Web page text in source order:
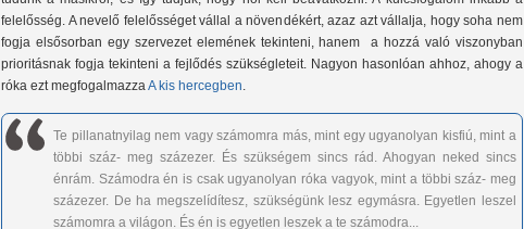
felelősség. A nevelő felelősséget vállal a növendékért, azaz azt vállalja, hogy soha nem
fogja elsősorban egy szervezet elemének tekinteni, hanem a hozzá való viszonyban
prioritásnak fogja tekinteni a fejlődés szükségleteit. Nagyon hasonlóan ahhoz, ahogy a
róka ezt megfogalmazzaA kis hercegben.
Te pillanatnyilag nem vagy számomra más, mint egy ugyanolyan kisfiú, mint a
többi száz- meg százezer. És szükségem sincs rád. Ahogyan neked sincs
énrám. Számodra én is csak ugyanolyan róka vagyok, mint a többi száz- meg
százezer. De ha megszelídítesz, szükségünk lesz egymásra. Egyetlen leszel
számomra a világon. És én is egyetlen leszek a te számodra...